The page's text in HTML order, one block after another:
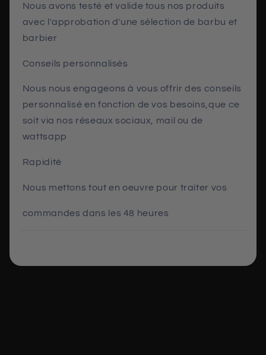
Nous avons testé et valide tous nos produits
avec l'approbation d'une sélection de barbu et
barbier
Conseils personnalisés
Nous nous engageons à vous offrir des conseils
personnalisé en fonction de vos besoins,que ce
soit via nos réseaux sociaux, mail ou de
wattsapp
Rapidité
Nous mettons tout en oeuvre pour traiter vos
commandes dans les 48 heures